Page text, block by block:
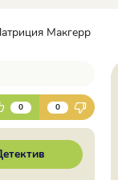
Макгерр
0 0